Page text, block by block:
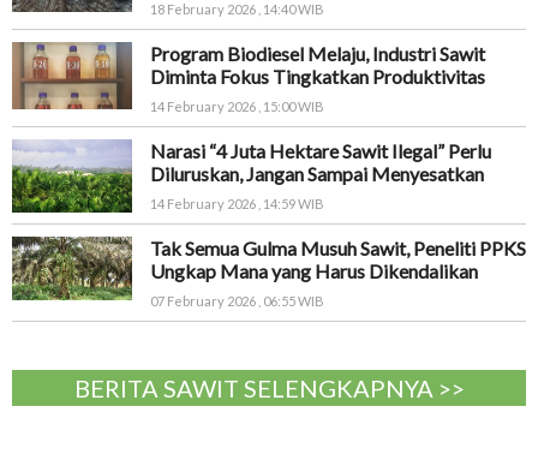
18 February 2026 , 14:40 WIB
Program Biodiesel Melaju, Industri Sawit
Diminta Fokus Tingkatkan Produktivitas
14 February 2026 , 15:00 WIB
Narasi “4 Juta Hektare Sawit Ilegal” Perlu
Diluruskan, Jangan Sampai Menyesatkan
14 February 2026 , 14:59 WIB
Tak Semua Gulma Musuh Sawit, Peneliti PPKS
Ungkap Mana yang Harus Dikendalikan
07 February 2026 , 06:55 WIB
BERITA SAWIT SELENGKAPNYA >>